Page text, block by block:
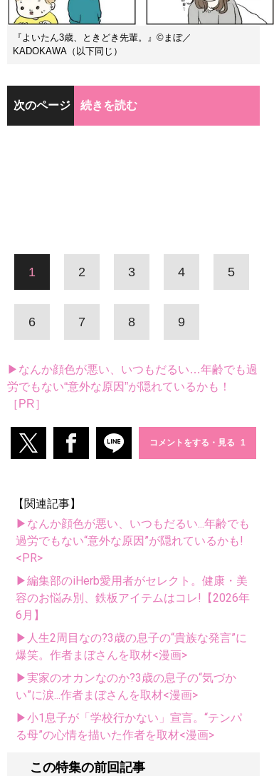
『よいたん3歳、ときどき先輩。』©まぼ／
KADOKAWA（以下同じ）
次のページ 続きを読む
1 2 3 4 5
6 7 8 9
▶なんか顔色が悪い、いつもだるい…年齢でも過
労でもない“意外な原因”が隠れているかも！
［PR］
コメントをする・見る
【関連記事】
▶なんか顔色が悪い、いつもだるい...年齢でも
過労でもない“意外な原因”が隠れているかも!
<PR>
▶編集部のiHerb愛用者がセレクト。健康・美
容のお悩み別、鉄板アイテムはコレ!【2026年
6月】
▶人生2周目なの?3歳の息子の“貴族な発言”に
爆笑。作者まぼさんを取材<漫画>
▶実家のオカンなのか?3歳の息子の“気づか
い”に涙...作者まぼさんを取材<漫画>
▶小1息子が「学校行かない」宣言。“テンパ
る母”の心情を描いた作者を取材<漫画>
この特集の前回記事